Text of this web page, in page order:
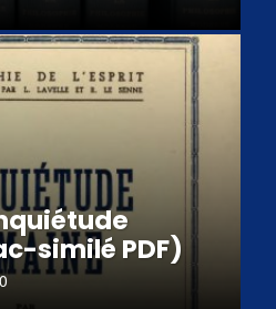
similé PDF)